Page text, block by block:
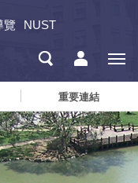
覽 NUST
重要連結